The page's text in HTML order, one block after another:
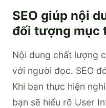
SEO giúp nội
đối tượng mục
Nội dung chất lượng
với người đọc. SEO
Khi bạn thực hiện
bạn sẽ hiểu rõ User